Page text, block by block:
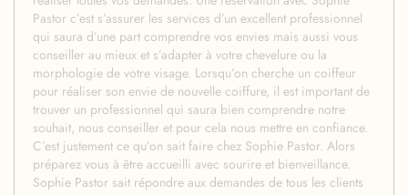
Pastor c’est s’assurer les services d’un excellent professionnel
qui saura d’une part comprendre vos envies mais aussi vous
conseiller au mieux et s’adapter à votre chevelure ou la
morphologie de votre visage. Lorsqu’on cherche un coiffeur
pour réaliser son envie de nouvelle coiffure, il est important de
trouver un professionnel qui saura bien comprendre notre
souhait, nous conseiller et pour cela nous mettre en confiance.
C’est justement ce qu’on sait faire chez Sophie Pastor. Alors
préparez vous à être accueilli avec sourire et bienveillance.
Sophie Pastor sait répondre aux demandes de tous les clients